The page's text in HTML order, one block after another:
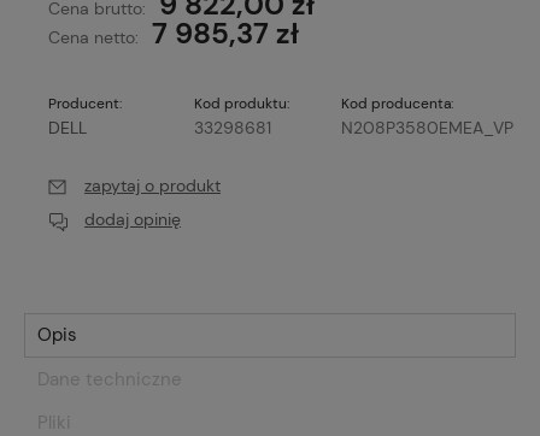
Cena brutto:
Cena netto: 7 985,37 zł
Producent:
DELL
Kod produktu:
33298681
Kod producenta:
N208P3580EMEA_VP
zapytaj o produkt
dodaj opinię
Opis
Dane techniczne
Pliki